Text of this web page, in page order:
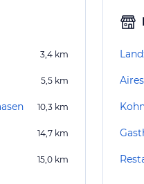
3,4 km
5,5 km
10,3 km
14,7 km
15,0 km